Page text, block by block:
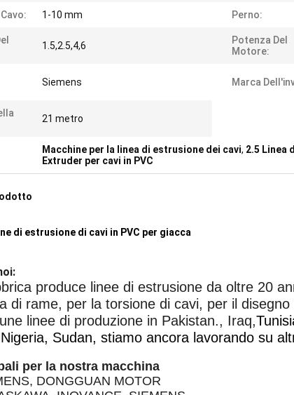
1-10 mm Perno:
1.5,2.5,4,6
Potenza Del
Motore:
Siemens Marca
21 metro
Macchine per la linea di estrusione dei cavi, 2.5 Linea
Extruder per cavi in PVC
di estrusione di cavi in PVC per giacca
produce linee di estrusione da oltre 20
di rame, per la torsione di cavi, per il
linee di produzione in Pakistan., Iraq,
Sudan, stiamo ancora lavorando su
per la nostra macchina
DONGGUAN MOTOR